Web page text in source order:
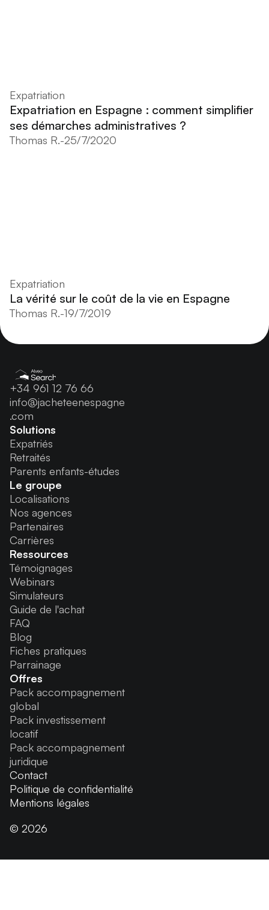
Expatriation
Expatriation en Espagne : comment simplifier
ses démarches administratives ?
Thomas R.-25/7/2020
Expatriation
La vérité sur le coût de la vie en Espagne
Thomas R.-19/7/2019
+34 961 12 76 66
info@jacheteenespagne
.com
Solutions
Expatriés
Retraités
Parents enfants-études
Le groupe
Localisations
Nos agences
Partenaires
Carrières
Ressources
Témoignages
Webinars
Simulateurs
Guide de l'achat
FAQ
Blog
Fiches pratiques
Parrainage
Offres
Pack accompagnement
global
Pack investissement
locatif
Pack accompagnement
juridique
© 2026
Contact
Politique de confidentialité
Mentions légales